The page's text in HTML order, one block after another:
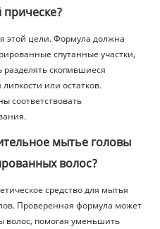
этой цели. Формула должна
спутанные участки,
разделять скопившиеся
или остатков.
соответствовать
мытье головы
волос?
средство для мытья
Проверенная формула может
волос, помогая уменьшить